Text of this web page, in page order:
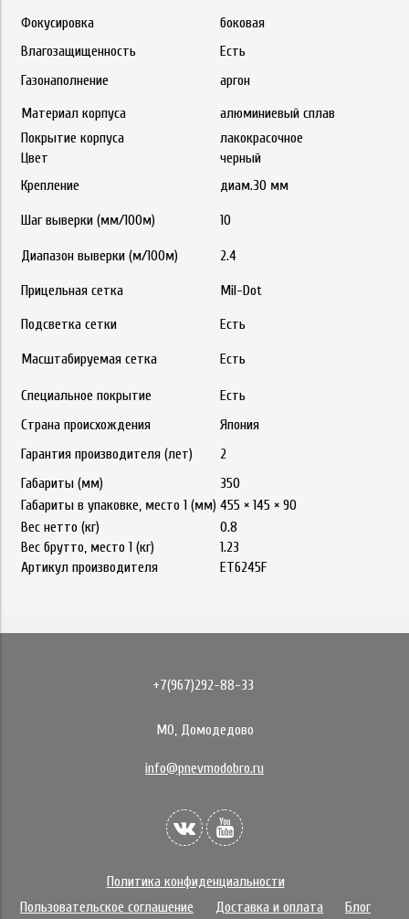
Фокусировка
боковая
Влагозащищенность
Есть
Газонаполнение
аргон
Материал корпуса
алюминиевый сплав
Покрытие корпуса
лакокрасочное
Цвет
черный
Крепление
диам.30 мм
Шаг выверки (мм/100м) 10
Диапазон выверки (м/100м) 2.4
Прицельная сетка Mil-Dot
Подсветка сетки Есть
Масштабируемая сетка Есть
Специальное покрытие
Есть
Страна происхождения
Япония
Гарантия производителя (лет)
2
Габариты (мм)
350
Габариты в упаковке, место 1 (мм) 455 × 145 × 90
Вес нетто (кг)
0.8
Вес брутто, место 1 (кг)
1.23
Артикул производителя
ET6245F
+7(967)292-88-33
МО, Домодедово
info@pnevmodobro.ru
Политика конфиденциальности
Пользовательское соглашение
Доставка и оплата Блог